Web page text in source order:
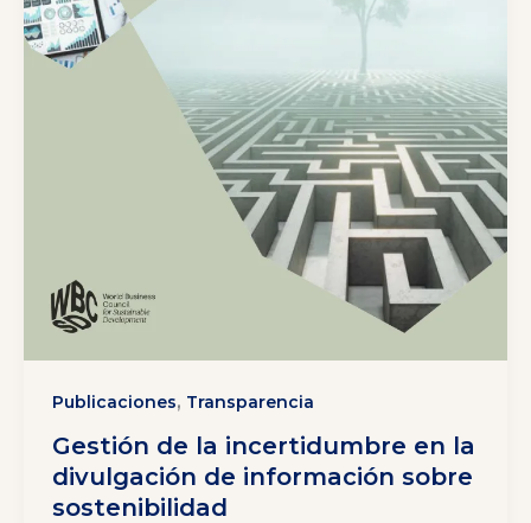
Publicaciones, Transparencia
Gestión de la incertidumbre en la
divulgación de información sobre
sostenibilidad